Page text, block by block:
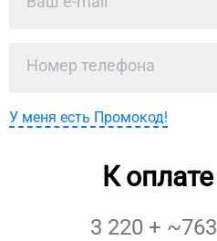
У меня есть Промокод!
К оплате
3 220 + ~763